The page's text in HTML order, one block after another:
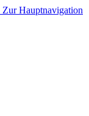
Zur Hauptnavigation